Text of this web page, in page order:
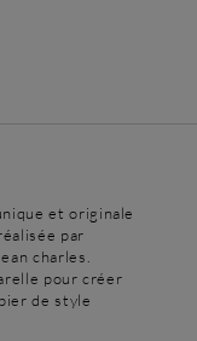
et originale
par
charles.
pour créer
de style